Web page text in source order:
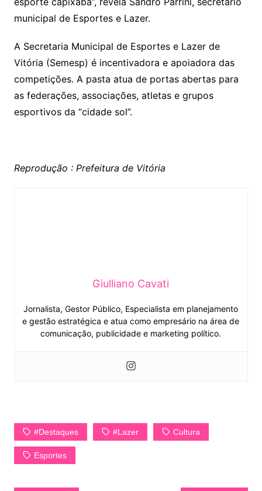
municipal de Esportes e Lazer.
A Secretaria Municipal de Esportes e Lazer de
Vitória (Semesp) é incentivadora e apoiadora das
competições. A pasta atua de portas abertas para
as federações, associações, atletas e grupos
esportivos da “cidade sol”.
Reprodução : Prefeitura de Vitória
Giulliano Cavati
Jornalista, Gestor Público, Especialista em planejamento
e gestão estratégica e atua como empresário na área de
comunicação, publicidade e marketing político.
#Destaques #Lazer Cultura
Esportes